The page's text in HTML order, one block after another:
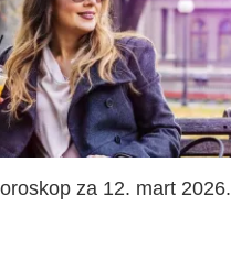
za 12. mart 2026.